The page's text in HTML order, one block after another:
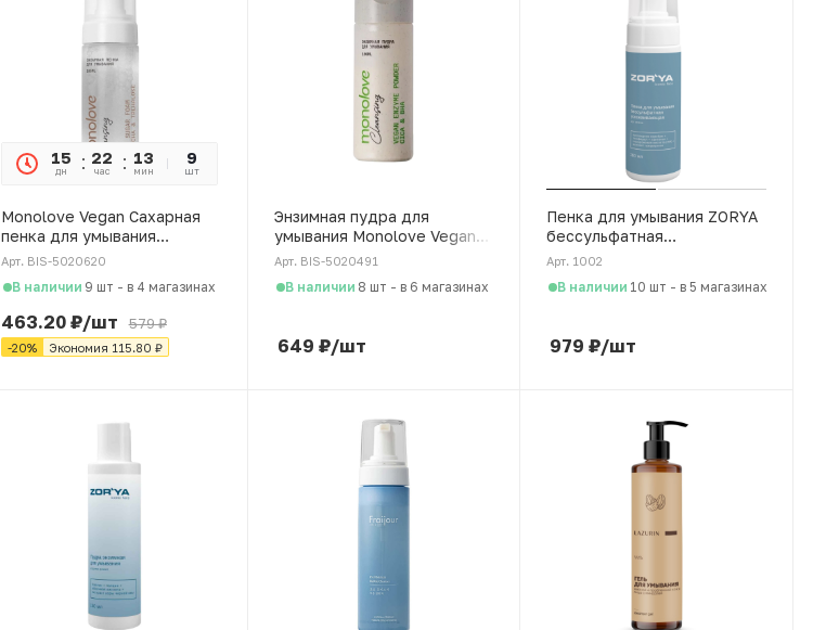
15
дн
22
час
13
мин
44
сек
9
шт
Monolove Vegan Сахарная
пенка для умывания
"Kombucha, Trehalose", 165
Арт. BIS-5020620
В наличии 9 шт - в 4 магазинах
463.20₽/шт 579₽
-20% Экономия 115.80 ₽
Энзимная пудра для
умывания Monolove Vegan
"Cica, BHA", 80 г
Арт. BIS-5020491
В наличии 8 шт - в 6 магазинах
649 ₽/шт
Пенка для умывания ZORYA
бессульфатная
успокаивающая, 160 мл
Арт. 1002
В наличии 10 шт - в 5 магазинах
979 ₽/шт